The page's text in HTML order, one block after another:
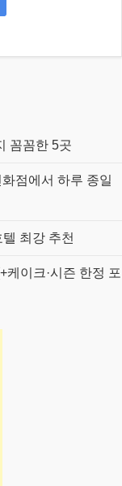
꼼꼼한 5곳
점에서 하루 종일
최강 추천
케이크·시즌 한정 포